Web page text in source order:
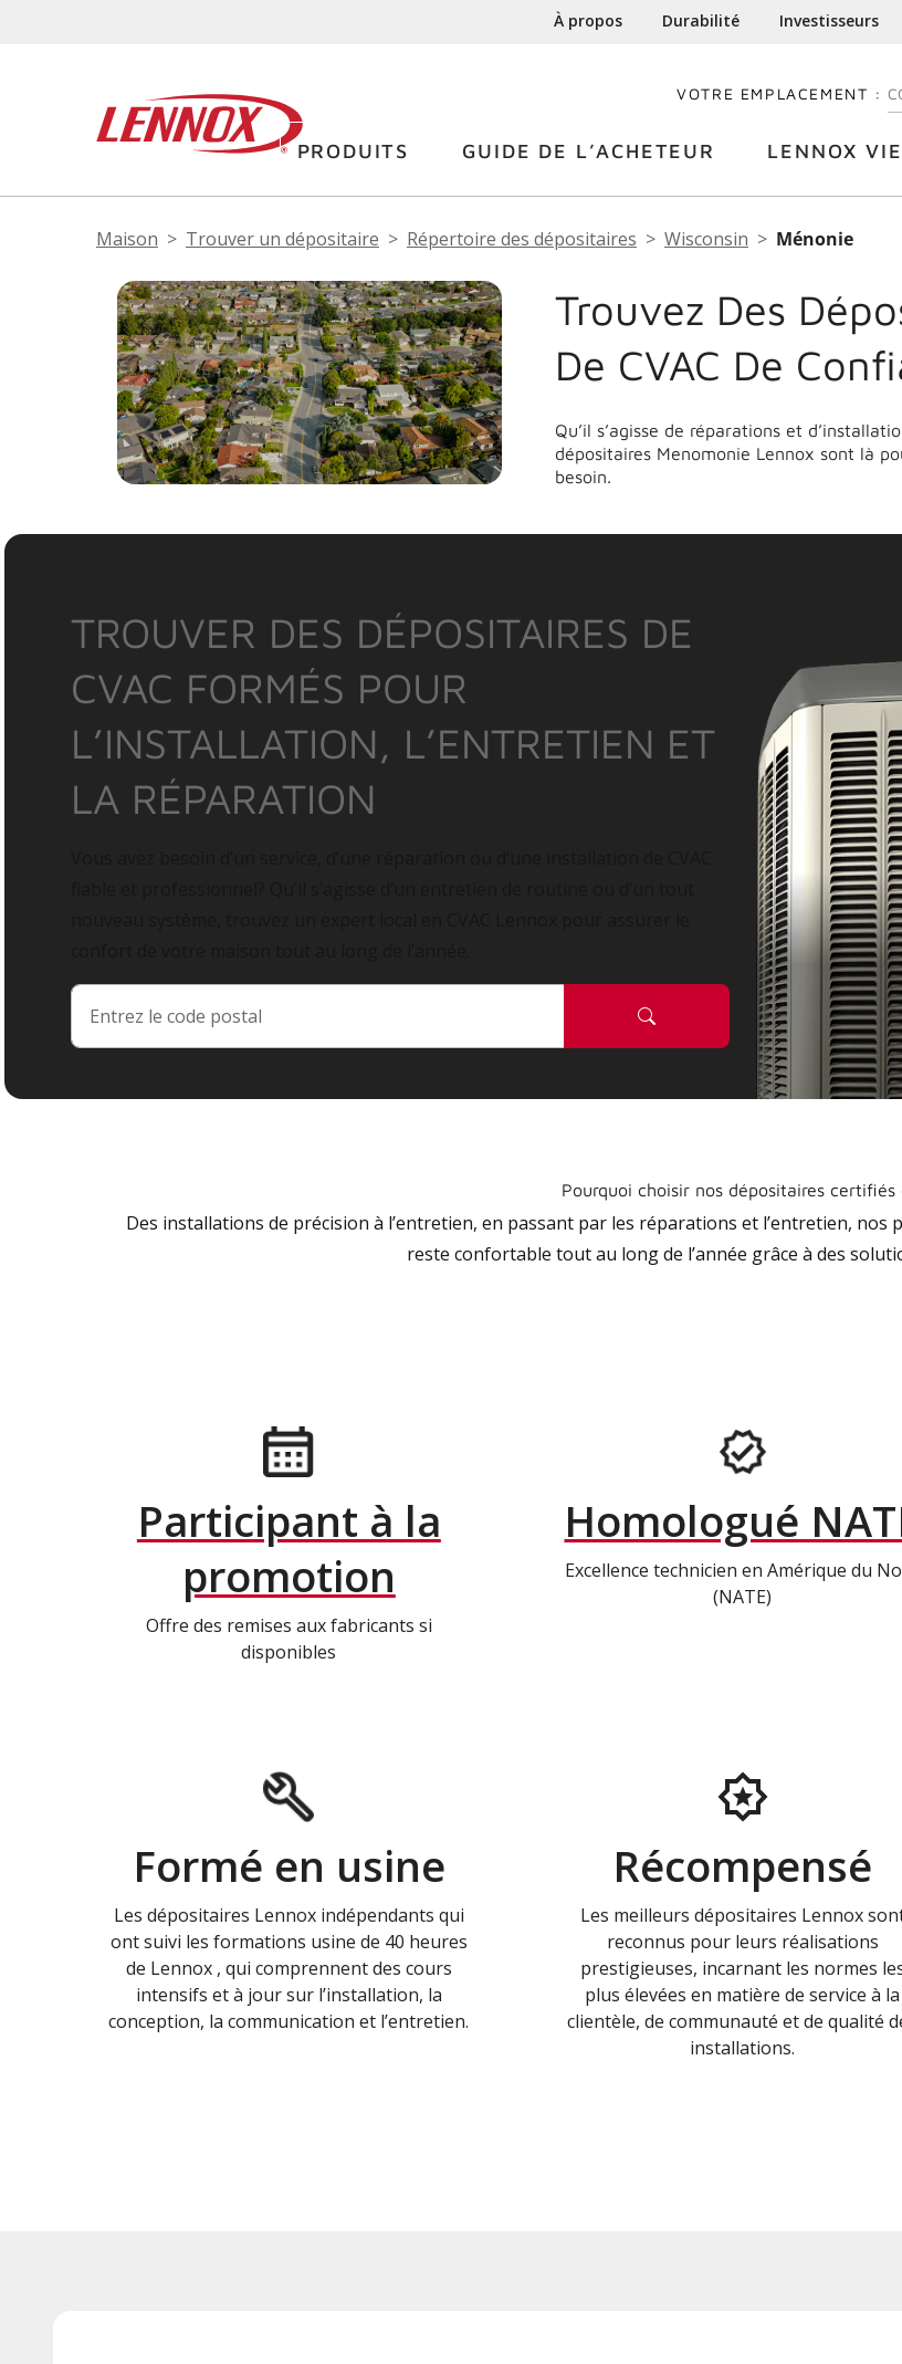
À propos Durabilité Investisseurs
VOTRE EMPLACEMENT :
PRODUITS GUIDE DE L’ACHETEUR LENNOX VIE
Maison Trouver un dépositaire Répertoire des dépositaires Wisconsin Ménonie
Trouvez Des
De CVAC De
Qu’il s’agisse de réparations et
dépositaires Menomonie Lennox sont là
besoin.
TROUVER DES DÉPOSITAIRES DE
CVAC FORMÉS POUR
L’INSTALLATION, L’ENTRETIEN ET
LA RÉPARATION
Pourquoi choisir nos dépositaires certifiés
Des installations de précision à l’entretien, en passant par les réparations et l’entretien, nos
reste confortable tout au long de l’année grâce à des
Participant à la
promotion
Offre des remises aux fabricants si
disponibles
Homologué
Excellence technicien en Amérique du
(NATE)
Formé en usine
Les dépositaires Lennox indépendants qui
ont suivi les formations usine de 40 heures
de Lennox , qui comprennent des cours
intensifs et à jour sur l’installation, la
conception, la communication et l’entretien.
Récompensé
Les meilleurs dépositaires Lennox
reconnus pour leurs réalisations
prestigieuses, incarnant les normes
plus élevées en matière de service à la
clientèle, de communauté et de qualité
installations.